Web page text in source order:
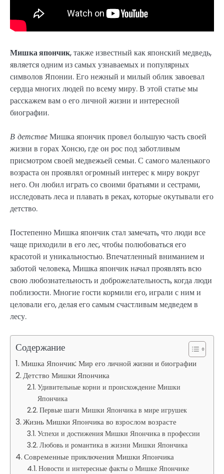
Мишка япончик, также известный как японский медведь,
является одним из самых узнаваемых и популярных
символов Японии. Его нежный и милый облик завоевал
сердца многих людей по всему миру. В этой статье мы
расскажем вам о его личной жизни и интересной
биографии.
В детствеМишка япончик провел большую часть своей
жизни в горах Хонсю, где он рос под заботливым
присмотром своей медвежьей семьи. С самого маленького
возраста он проявлял огромный интерес к миру вокруг
него. Он любил играть со своими братьями и сестрами,
исследовать леса и плавать в реках, которые окутывали его
детство.
Постепенно Мишка япончик стал замечать, что люди все
чаще приходили в его лес, чтобы полюбоваться его
красотой и уникальностью. Впечатленный вниманием и
заботой человека, Мишка япончик начал проявлять всю
свою любознательность и доброжелательность, когда люди
поблизости. Многие гости кормили его, играли с ним и
целовали его, делая его самым счастливым медведем в
лесу.
Содержание
Мишка Япончик: Мир его личной жизни и биографии
Детство Мишки Япончика
Удивительные корни и происхождение Мишки
Япончика
Первые шаги Мишки Япончика в мире игрушек
Жизнь Мишки Япончика во взрослом возрасте
Успехи и достижения Мишки Япончика в профессии
Любовь и романтика в жизни Мишки Япончика
Современные приключения Мишки Япончика
Новости и интересные факты о Мишке Япончике